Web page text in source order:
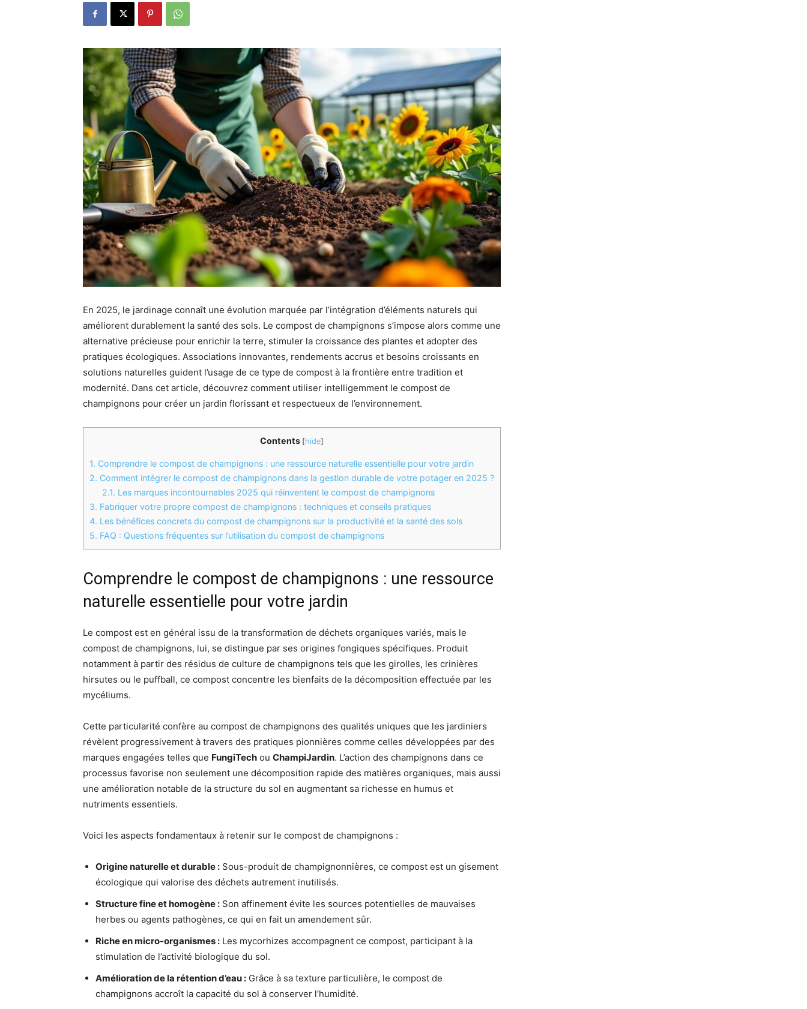
En 2025, le jardinage connaît une évolution marquée par l’intégration d’éléments naturels qui
améliorent durablement la santé des sols. Le compost de champignons s’impose alors comme une
alternative précieuse pour enrichir la terre, stimuler la croissance des plantes et adopter des
pratiques écologiques. Associations innovantes, rendements accrus et besoins croissants en
solutions naturelles guident l’usage de ce type de compost à la frontière entre tradition et
modernité. Dans cet article, découvrez comment utiliser intelligemment le compost de
champignons pour créer un jardin florissant et respectueux de l’environnement.
Contents [hide]
1. Comprendre le compost de champignons : une ressource naturelle essentielle pour votre jardin
2. Comment intégrer le compost de champignons dans la gestion durable de votre potager en 2025 ?
2.1. Les marques incontournables 2025 qui réinventent le compost de champignons
3. Fabriquer votre propre compost de champignons : techniques et conseils pratiques
4. Les bénéfices concrets du compost de champignons sur la productivité et la santé des sols
5. FAQ : Questions fréquentes sur l’utilisation du compost de champignons
Comprendre le compost de champignons : une ressource
naturelle essentielle pour votre jardin
Le compost est en général issu de la transformation de déchets organiques variés, mais le
compost de champignons, lui, se distingue par ses origines fongiques spécifiques. Produit
notamment à partir des résidus de culture de champignons tels que les girolles, les crinières
hirsutes ou le puffball, ce compost concentre les bienfaits de la décomposition effectuée par les
mycéliums.
Cette particularité confère au compost de champignons des qualités uniques que les jardiniers
révèlent progressivement à travers des pratiques pionnières comme celles développées par des
marques engagées telles que FungiTech ou ChampiJardin. L’action des champignons dans ce
processus favorise non seulement une décomposition rapide des matières organiques, mais aussi
une amélioration notable de la structure du sol en augmentant sa richesse en humus et
nutriments essentiels.
Voici les aspects fondamentaux à retenir sur le compost de champignons :
Origine naturelle et durable : Sous-produit de champignonnières, ce compost est un gisement
écologique qui valorise des déchets autrement inutilisés.
Structure fine et homogène : Son affinement évite les sources potentielles de mauvaises
herbes ou agents pathogènes, ce qui en fait un amendement sûr.
Riche en micro-organismes : Les mycorhizes accompagnent ce compost, participant à la
stimulation de l’activité biologique du sol.
Amélioration de la rétention d’eau : Grâce à sa texture particulière, le compost de
champignons accroît la capacité du sol à conserver l’humidité.